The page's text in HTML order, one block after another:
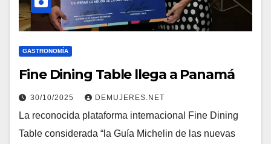
GASTRONOMÍA
Fine Dining Table llega a Panamá
30/10/2025 DEMUJERES.NET
La reconocida plataforma internacional Fine Dining
Table considerada “la Guía Michelin de las nuevas